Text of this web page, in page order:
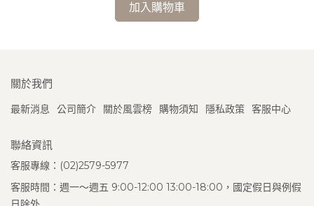
加入購物車
關於我們
最新消息 公司簡介 關於風雲榜 購物須知 隱私政策 客服中心
聯絡資訊
客服專線：(02)2579-5977
客服時間：週一～週五 9:00-12:00 13:00-18:00，國定假日與例假